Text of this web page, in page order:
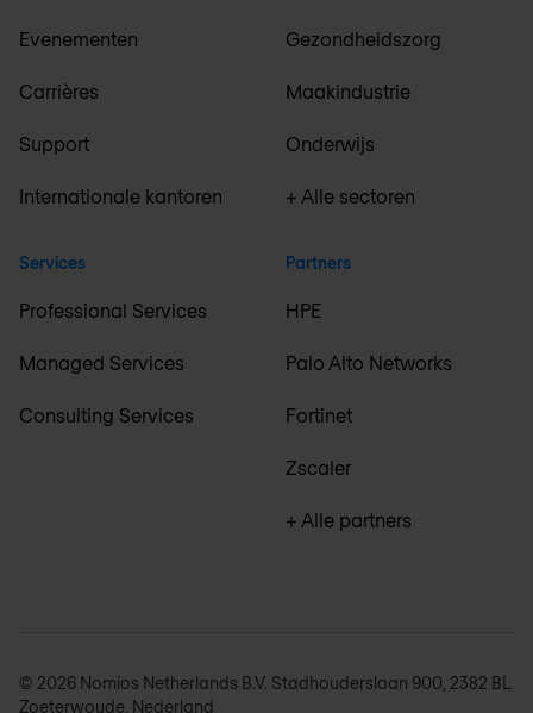
Evenementen
Carrières
Support
Internationale kantoren
Services
Professional Services
Managed Services
Consulting Services
Gezondheidszorg
Maakindustrie
Onderwijs
+ Alle sectoren
Partners
HPE
Palo Alto Networks
Fortinet
Zscaler
+ Alle partners
© 2026 Nomios Netherlands B.V. Stadhouderslaan 900, 2382 BL
Zoeterwoude, Nederland